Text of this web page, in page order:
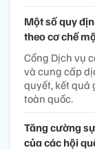
Một số quy
theo cơ chế
Cổng Dịch vụ
và cung cấp
quyết, kết quả
toàn quốc.
Tăng cường
của các hội